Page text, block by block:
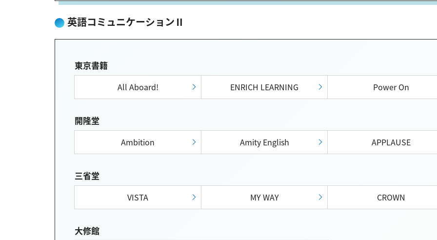
英語コミュニケーションⅡ
東京書籍
All Aboard! ENRICH LEARNING Power On
開隆堂
Ambition Amity English APPLAUSE
三省堂
VISTA MY WAY CROWN
大修館